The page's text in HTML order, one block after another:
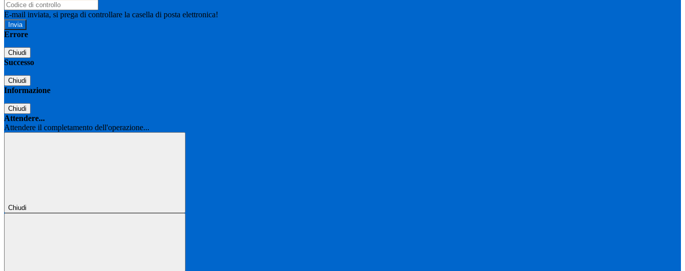
E-mail inviata, si prega di controllare la casella di posta elettronica!
Errore
Chiudi
Successo
Chiudi
Informazione
Chiudi
Attendere...
Attendere il completamento dell'operazione...
Chiudi